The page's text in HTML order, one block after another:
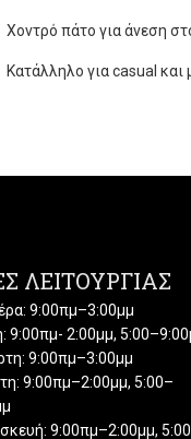
Χοντρό πάτο για άνεση
Κατάλληλο για casual και
ΛΕΙΤΟΥΡΓΊΑΣ
9:00πμ–3:00μμ
9:00πμ- 2:00μμ,
9:00πμ–3:00μμ
9:00πμ–2:00μμ, 5:00–
9:00πμ–2:00μμ,